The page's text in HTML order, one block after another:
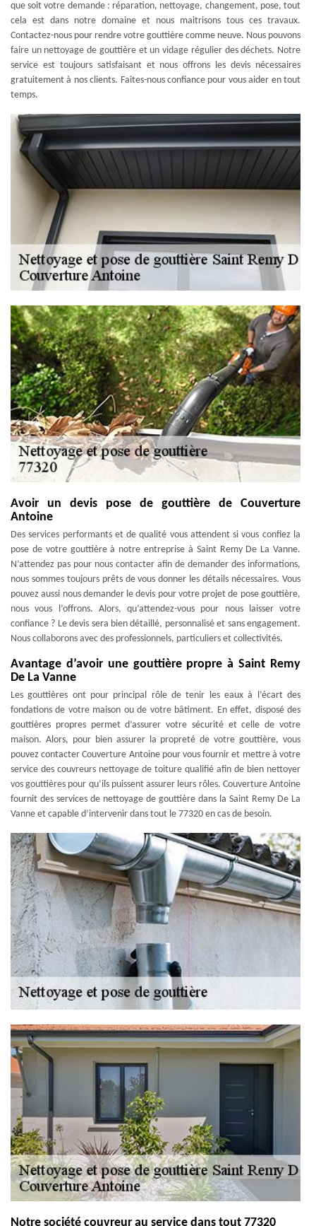
que soit votre demande : réparation, nettoyage, changement, pose, tout
cela est dans notre domaine et nous maitrisons tous ces travaux.
Contactez-nous pour rendre votre gouttière comme neuve. Nous pouvons
faire un nettoyage de gouttière et un vidage régulier des déchets. Notre
service est toujours satisfaisant et nous offrons les devis nécessaires
gratuitement à nos clients. Faites-nous confiance pour vous aider en tout
temps.
Avoir un devis pose de gouttière de Couverture
Antoine
Des services performants et de qualité vous attendent si vous confiez la
pose de votre gouttière à notre entreprise à Saint Remy De La Vanne.
N’attendez pas pour nous contacter afin de demander des informations,
nous sommes toujours prêts de vous donner les détails nécessaires. Vous
pouvez aussi nous demander le devis pour votre projet de pose gouttière,
nous vous l’offrons. Alors, qu’attendez-vous pour nous laisser votre
confiance ? Le devis sera bien détaillé, personnalisé et sans engagement.
Nous collaborons avec des professionnels, particuliers et collectivités.
Avantage d’avoir une gouttière propre à Saint Remy
De La Vanne
Les gouttières ont pour principal rôle de tenir les eaux à l’écart des
fondations de votre maison ou de votre bâtiment. En effet, disposé des
gouttières propres permet d’assurer votre sécurité et celle de votre
maison. Alors, pour bien assurer la propreté de votre gouttière, vous
pouvez contacter Couverture Antoine pour vous fournir et mettre à votre
service des couvreurs nettoyage de toiture qualifié afin de bien nettoyer
vos gouttières pour qu’ils puissent assurer leurs rôles. Couverture Antoine
fournit des services de nettoyage de gouttière dans la Saint Remy De La
Vanne et capable d’intervenir dans tout le 77320 en cas de besoin.
Notre société couvreur au service dans tout 77320